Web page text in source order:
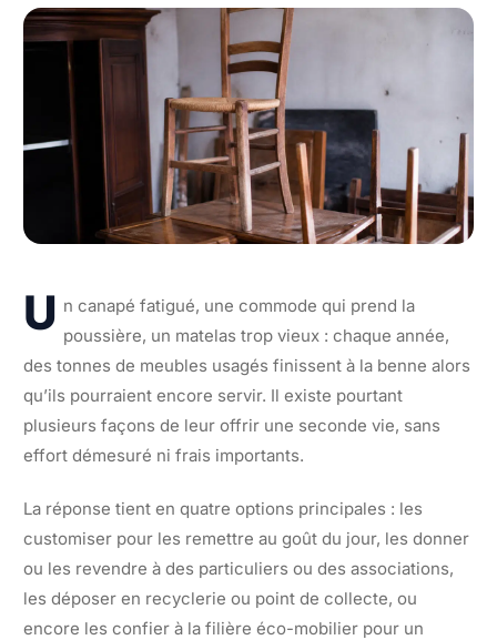
U n canapé fatigué, une commode qui prend la
poussière, un matelas trop vieux : chaque année,
des tonnes de meubles usagés finissent à la benne alors
qu’ils pourraient encore servir. Il existe pourtant
plusieurs façons de leur offrir une seconde vie, sans
effort démesuré ni frais importants.
La réponse tient en quatre options principales : les
customiser pour les remettre au goût du jour, les donner
ou les revendre à des particuliers ou des associations,
les déposer en recyclerie ou point de collecte, ou
encore les confier à la filière éco-mobilier pour un